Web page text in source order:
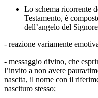
Lo schema ricorrente
Testamento, è
dell’angelo del
- reazione variamente
- messaggio divino, che
l’invito a non avere paura/
nascita, il nome con il
nascituro stesso;